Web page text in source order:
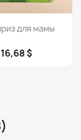
для мамы
16,68 $